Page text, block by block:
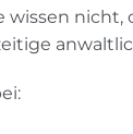
wissen